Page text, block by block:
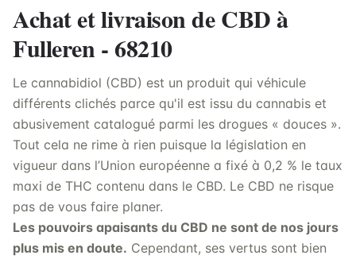
Achat et livraison de CBD à
Fulleren - 68210
Le cannabidiol (CBD) est un produit qui véhicule
différents clichés parce qu'il est issu du cannabis et
abusivement catalogué parmi les drogues « douces ».
Tout cela ne rime à rien puisque la législation en
vigueur dans l’Union européenne a fixé à 0,2 % le taux
maxi de THC contenu dans le CBD. Le CBD ne risque
pas de vous faire planer.
Les pouvoirs apaisants du CBD ne sont de nos jours
plus mis en doute. Cependant, ses vertus sont bien